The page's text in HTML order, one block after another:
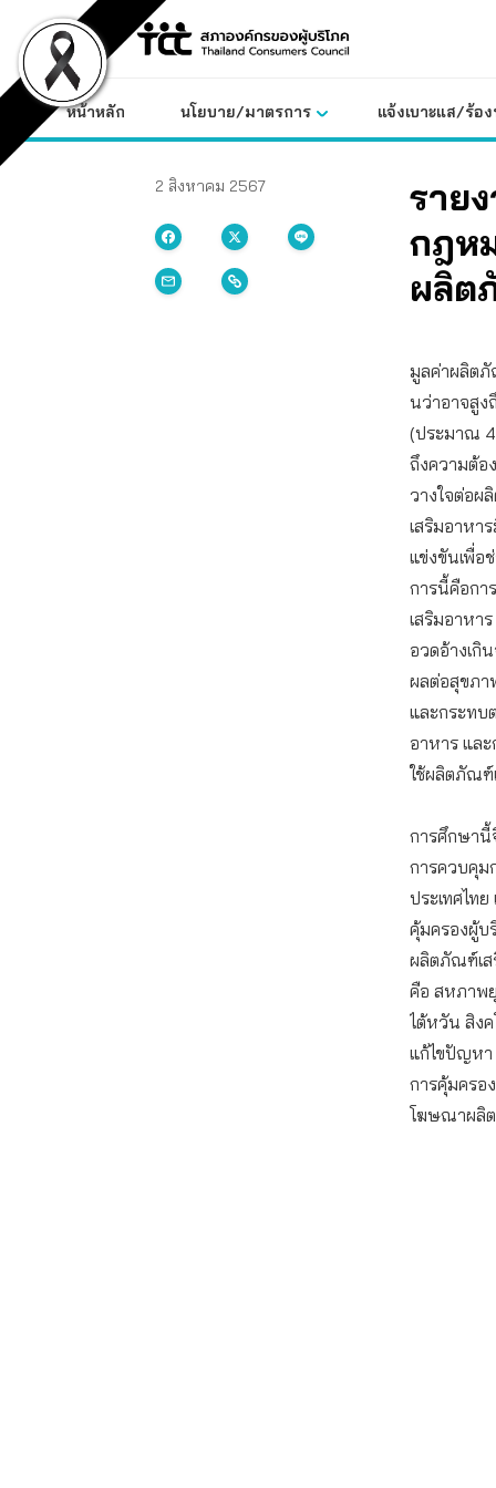
content
หน้าหลัก นโยบาย/มาตรการ แจ้งเบาะแส/ร้อ
2 สิงหาคม 2567
ราย
กฎห
ผลิต
มูลค่าผลิตภั
นว่าอาจสูง
(ประมาณ
ถึงความต้อ
วางใจต่อผ
เสริมอาหา
แข่งขันเพื่อ
การนี้คือกา
เสริมอาหา
อวดอ้างเกิ
ผลต่อสุขภา
และกระทบ
อาหาร และ
ใช้ผลิตภัณฑ์
การศึกษานี้
การควบคุม
ประเทศไท
คุ้มครองผู้บ
ผลิตภัณฑ์เส
คือ สหภาพ
ไต้หวัน สิง
แก้ไขปัญหา
การคุ้มครอ
โฆษณาผลิต